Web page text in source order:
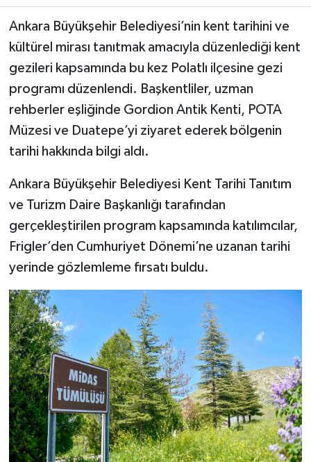
Ankara Büyükşehir Belediyesi’nin kent tarihini ve
kültürel mirası tanıtmak amacıyla düzenlediği kent
gezileri kapsamında bu kez Polatlı ilçesine gezi
programı düzenlendi. Başkentliler, uzman
rehberler eşliğinde Gordion Antik Kenti, POTA
Müzesi ve Duatepe’yi ziyaret ederek bölgenin
tarihi hakkında bilgi aldı.
Ankara Büyükşehir Belediyesi Kent Tarihi Tanıtım
ve Turizm Daire Başkanlığı tarafından
gerçekleştirilen program kapsamında katılımcılar,
Frigler’den Cumhuriyet Dönemi’ne uzanan tarihi
yerinde gözlemleme fırsatı buldu.